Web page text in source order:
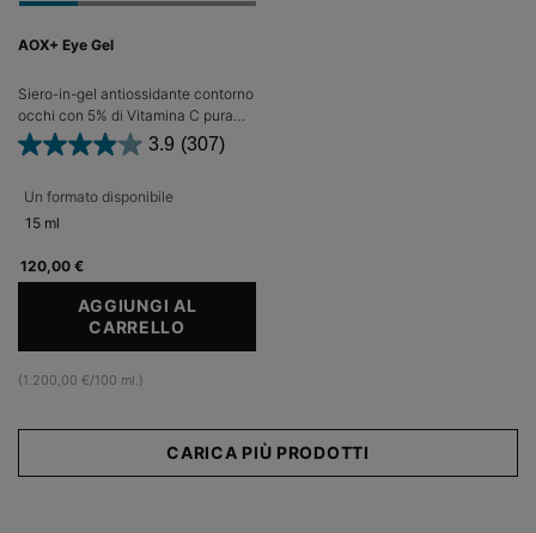
AOX+ Eye Gel
Siero-in-gel antiossidante contorno
occhi con 5% di Vitamina C pura
per il trattamento di rughe e
rughette, perdita di tono, borse e
3.9 (307)
Un formato disponibile
15 ml
120,00 €
AGGIUNGI AL
CARRELLO
(1.200,00 €/100 ml.)
CARICA PIÙ PRODOTTI